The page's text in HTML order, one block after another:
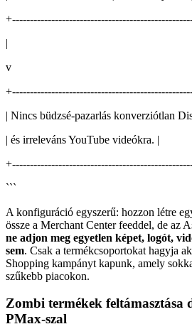
|
v
| Nincs büdzsé-pazarlás konverziótlan
| és irreleváns YouTube videókra. |
```
A konfiguráció egyszerű: hozzon létre
össze a Merchant Center feeddel, de az
ne adjon meg egyetlen képet, logót,
sem. Csak a termékcsoportokat hagyja
Shopping kampányt kapunk, amely
szűkebb piacokon.
Zombi termékek
PMax-szal